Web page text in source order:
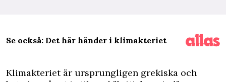
Se också: Det här händer i klimakteriet
Klimakteriet är ursprungligen grekiska och